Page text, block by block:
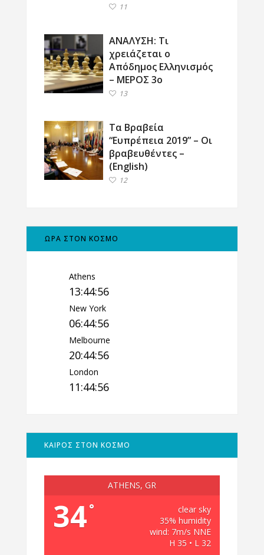
11
ΑΝΑΛΥΣΗ: Τι
χρειάζεται ο
Απόδημος Ελληνισμός
– ΜΕΡΟΣ 3ο
13
Τα Βραβεία
“Ευπρέπεια 2019” – Οι
βραβευθέντες –
(English)
12
ΩΡΑ ΣΤΟΝ ΚΟΣΜΟ
Athens
13:44:57
New York
06:44:57
Melbourne
20:44:57
London
11:44:57
ΚΑΙΡΟΣ ΣΤΟΝ ΚΟΣΜΟ
ATHENS, GR
34°
clear sky
35% humidity
wind: 7m/s NNE
H 35 • L 32